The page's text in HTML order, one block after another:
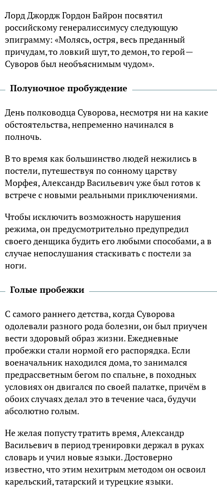
Лорд Джордж Гордон Байрон посвятил
российскому генералиссимусу следующую
эпиграмму: «Молясь, остря, весь преданный
причудам, то ловкий шут, то демон, то герой —
Суворов был необъяснимым чудом».
Полуночное пробуждение
День полководца Суворова, несмотря ни на какие
обстоятельства, непременно начинался в
полночь.
В то время как большинство людей нежились в
постели, путешествуя по сонному царству
Морфея, Александр Васильевич уже был готов к
встрече с новыми реальными приключениями.
Чтобы исключить возможность нарушения
режима, он предусмотрительно предупредил
своего денщика будить его любыми способами, а в
случае непослушания стаскивать с постели за
ноги.
Голые пробежки
С самого раннего детства, когда Суворова
одолевали разного рода болезни, он был приучен
вести здоровый образ жизни. Ежедневные
пробежки стали нормой его распорядка. Если
военачальник находился дома, то занимался
предрассветным бегом по спальне, в походных
условиях он двигался по своей палатке, причём в
обоих случаях делал это в течение часа, будучи
абсолютно голым.
Не желая попусту тратить время, Александр
Васильевич в период тренировки держал в руках
словарь и учил новые языки. Достоверно
известно, что этим нехитрым методом он освоил
карельский, татарский и турецкие языки.